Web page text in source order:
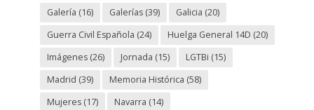
Galería (16) Galerías(39) Galicia (20)
Guerra Civil Española (24) Huelga General 14D (20)
Imágenes(26) Jornada (15) LGTBi (15)
Madrid (39) Memoria Histórica (58)
Mujeres(17) Navarra (14)